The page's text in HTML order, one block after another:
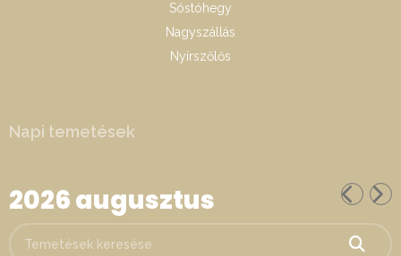
Sóstóhegy
Nagyszállás
Nyírszőlős
Napi temetések
2026 augusztus